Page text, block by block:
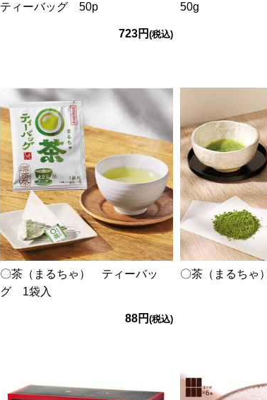
ティーバッグ 50p
723円 (税込)
50g
〇茶（まるちゃ） ティーバッ
グ 1袋入
88円 (税込)
〇茶（まるち